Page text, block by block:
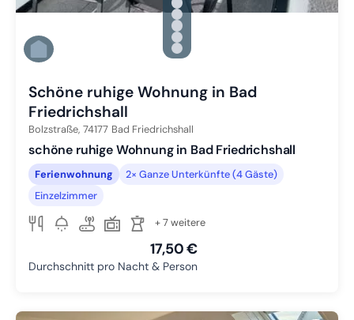
Zu Slide 1 wechseln
Zu Slide 2 wechseln
Zu Slide 3 wechseln
Zu Slide 4 wechseln
Zu Slide 5 wechseln
Zu Slide 6 wechseln
Schöne ruhige Wohnung in Bad
Friedrichshall
Bolzstraße, 74177 Bad Friedrichshall
schöne ruhige Wohnung in Bad Friedrichshall
Ferienwohnung
2× Ganze Unterkünfte (4 Gäste)
Einzelzimmer
+ 7 weitere
17,50 €
Durchschnitt pro Nacht & Person